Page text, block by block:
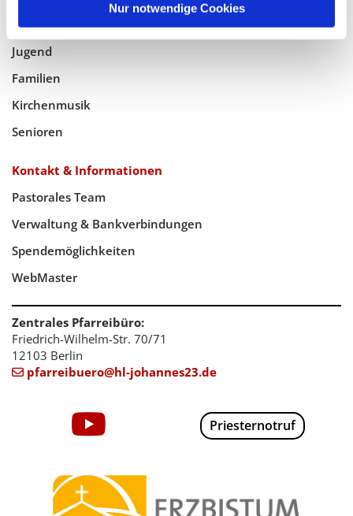
Nur notwendige Cookies
Pfarreileben
Jugend
Familien
Kirchenmusik
Senioren
Kontakt & Informationen
Pastorales Team
Verwaltung & Bankverbindungen
Spendemöglichkeiten
WebMaster
Zentrales Pfarreibüro:
Friedrich-Wilhelm-Str. 70/71
12103 Berlin
 pfarreibuero@hl-johannes23.de
Priesternotruf